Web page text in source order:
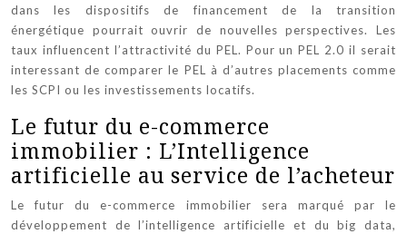
dans les dispositifs de financement de la transition
énergétique pourrait ouvrir de nouvelles perspectives. Les
taux influencent l’attractivité du PEL. Pour un PEL 2.0 il serait
interessant de comparer le PEL à d’autres placements comme
les SCPI ou les investissements locatifs.
Le futur du e-commerce
immobilier : L’Intelligence
artificielle au service de l’acheteur
Le futur du e-commerce immobilier sera marqué par le
développement de l’intelligence artificielle et du big data,